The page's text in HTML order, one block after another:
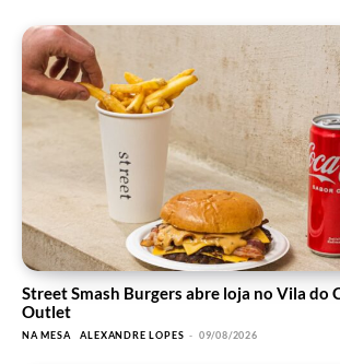
Street Smash Burgers abre loja no Vila do
Outlet
NA MESA ALEXANDRE LOPES - 09/08/2026